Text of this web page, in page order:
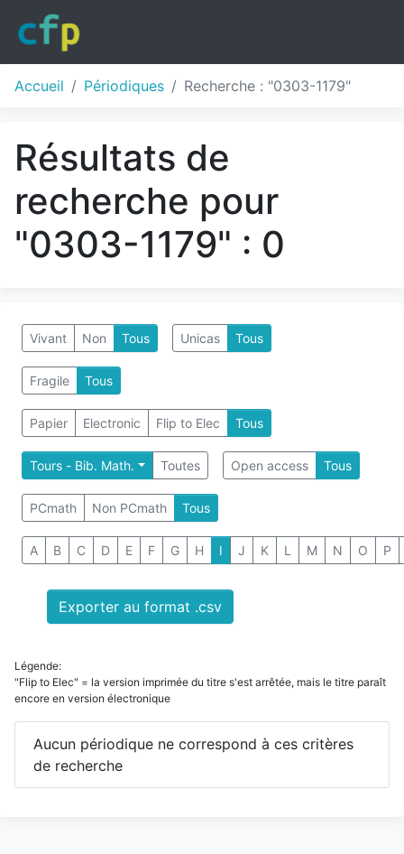
Accueil Périodiques Recherche : "0303-1179"
Résultats de
recherche pour
"0303-1179" : 0
Vivant Non Tous Unicas Tous
Fragile Tous
Papier Electronic Flip to Elec Tous
Tours - Bib. Math. Toutes Open access Tous
PCmath Non PCmath Tous
A B C D E F G H I J K L M N O P
Exporter au format .csv
Légende:
"Flip to Elec" = la version imprimée du titre s'est arrêtée, mais le titre paraît
encore en version électronique
Aucun périodique ne correspond à ces critères
de recherche